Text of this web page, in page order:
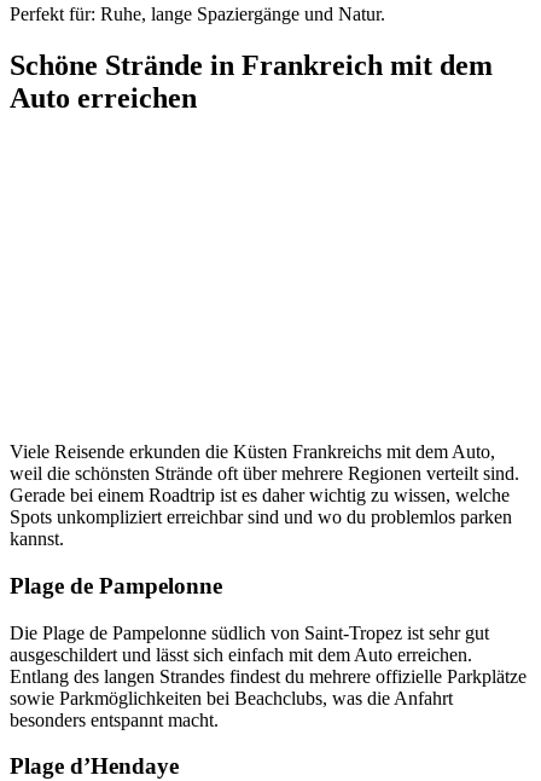
Perfekt für: Ruhe, lange Spaziergänge und Natur.
Schöne Strände in Frankreich mit dem
Auto erreichen
Viele Reisende erkunden die Küsten Frankreichs mit dem Auto,
weil die schönsten Strände oft über mehrere Regionen verteilt sind.
Gerade bei einem Roadtrip ist es daher wichtig zu wissen, welche
Spots unkompliziert erreichbar sind und wo du problemlos parken
kannst.
Plage de Pampelonne
Die Plage de Pampelonne südlich von Saint-Tropez ist sehr gut
ausgeschildert und lässt sich einfach mit dem Auto erreichen.
Entlang des langen Strandes findest du mehrere offizielle Parkplätze
sowie Parkmöglichkeiten bei Beachclubs, was die Anfahrt
besonders entspannt macht.
Plage d’Hendaye